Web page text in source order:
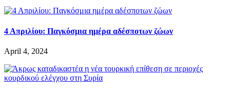
4 Απριλίου: Παγκόσμια ημέρα αδέσποτων ζώων
April 4, 2024